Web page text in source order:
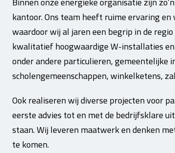
kantoor. Ons team heeft ruime ervaring
waardoor wij al jaren een begrip in de
kwalitatief hoogwaardige W-installaties
onder andere particulieren, gemeentelijke
scholengemeenschappen, winkelketens,
Ook realiseren wij diverse projecten voor
eerste advies tot en met de bedrijfsklare
staan. Wij leveren maatwerk en denken
te komen.